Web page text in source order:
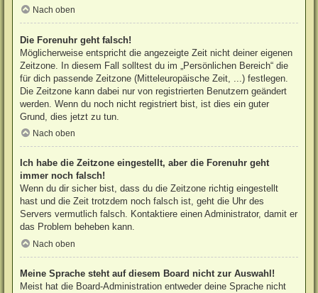
Nach oben
Die Forenuhr geht falsch!
Möglicherweise entspricht die angezeigte Zeit nicht deiner eigenen
Zeitzone. In diesem Fall solltest du im „Persönlichen Bereich“ die
für dich passende Zeitzone (Mitteleuropäische Zeit, ...) festlegen.
Die Zeitzone kann dabei nur von registrierten Benutzern geändert
werden. Wenn du noch nicht registriert bist, ist dies ein guter
Grund, dies jetzt zu tun.
Nach oben
Ich habe die Zeitzone eingestellt, aber die Forenuhr geht
immer noch falsch!
Wenn du dir sicher bist, dass du die Zeitzone richtig eingestellt
hast und die Zeit trotzdem noch falsch ist, geht die Uhr des
Servers vermutlich falsch. Kontaktiere einen Administrator, damit er
das Problem beheben kann.
Nach oben
Meine Sprache steht auf diesem Board nicht zur Auswahl!
Meist hat die Board-Administration entweder deine Sprache nicht